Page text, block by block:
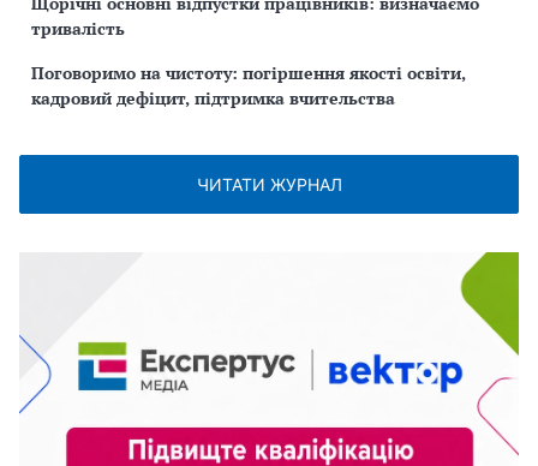
тривалість
Поговоримо на чистоту: погіршення якості освіти,
кадровий дефіцит, підтримка вчительства
ЧИТАТИ ЖУРНАЛ